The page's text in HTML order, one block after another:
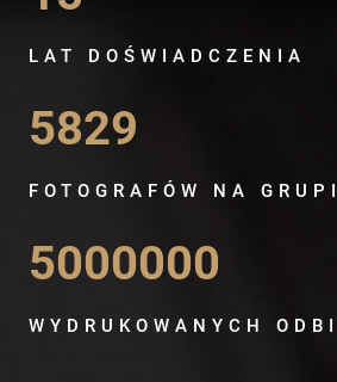
LAT DOŚWIADCZENIA
5829
FOTOGRAFÓW NA
5000000
WYDRUKOWANYCH